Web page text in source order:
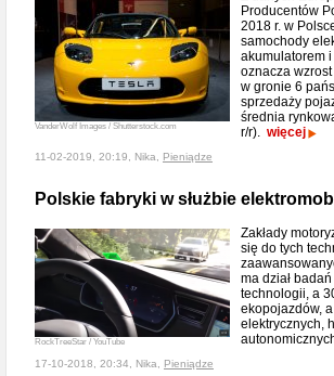
VanderWolf Images / Shutterstock.com
Producentów
2018 r. w
samochody
akumulatorem
oznacza
w gronie 6
sprzedaży
średnia
r/r). więcej
11-02-2019, 20:19, Nika, Pieniądze
Polskie fabryki w służbie
RockTreeStar / YouTube
Zakłady
się do tych
ma dział
technologii, a
ekopojazdów,
elektrycznych,
17-10-2018, 20:34, Nika, Pieniądze